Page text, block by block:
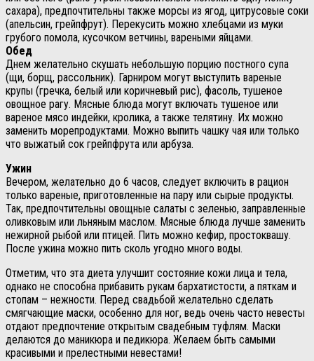
сахара), предпочтительны также морсы из ягод, цитрусовые соки
(апельсин, грейпфрут). Перекусить можно хлебцами из муки
грубого помола, кусочком ветчины, вареными яйцами.
Обед
Днем желательно скушать небольшую порцию постного супа
(щи, борщ, рассольник). Гарниром могут выступить вареные
крупы (гречка, белый или коричневый рис), фасоль, тушеное
овощное рагу. Мясные блюда могут включать тушеное или
вареное мясо индейки, кролика, а также телятину. Их можно
заменить морепродуктами. Можно выпить чашку чая или только
что выжатый сок грейпфрута или арбуза.
Ужин
Вечером, желательно до 6 часов, следует включить в рацион
только вареные, приготовленные на пару или сырые продукты.
Так, предпочтительны овощные салаты с зеленью, заправленные
оливковым или льняным маслом. Мясные блюда лучше заменить
нежирной рыбой или птицей. Пить можно кефир, простоквашу.
После ужина можно пить сколь угодно много воды.
Отметим, что эта диета улучшит состояние кожи лица и тела,
однако не способна прибавить рукам бархатистости, а пяткам и
стопам – нежности. Перед свадьбой желательно сделать
смягчающие маски, особенно для ног, ведь очень часто невесты
отдают предпочтение открытым свадебным туфлям. Маски
делаются до маникюра и педикюра. Желаем быть самыми
красивыми и прелестными невестами!